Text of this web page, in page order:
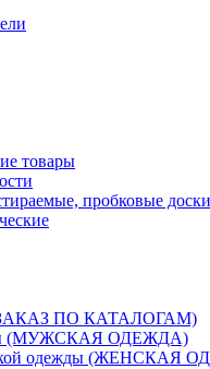
товары
пробковые
ПО КАТАЛОГАМ)
(МУЖСКАЯ ОДЕЖДА)
одежды (ЖЕНСКАЯ